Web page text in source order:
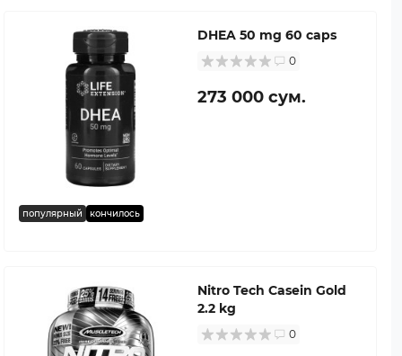
популярный кончилось
DHEA 50 mg 60 caps
0
273 000 сум.
Nitro Tech Casein Gold
2.2 kg
0